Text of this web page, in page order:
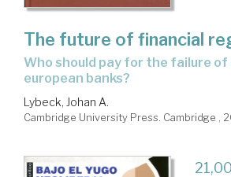
The future of financial
who should pay for the failure of american and
european banks?
Lybeck, Johan A.
Cambridge University Press. Cambridge ,